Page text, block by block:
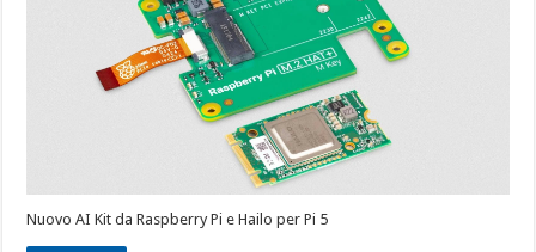
Nuovo AI Kit da Raspberry Pi e Hailo per Pi 5